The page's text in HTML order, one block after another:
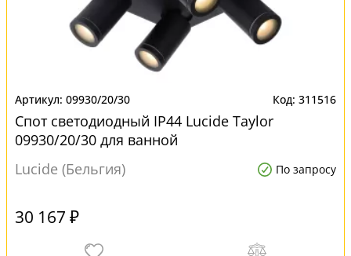
09930/20/30 311516
Спот светодиодный IP44 Lucide Taylor
09930/20/30 для ванной
Lucide (Бельгия)
По запросу
30 167 ₽